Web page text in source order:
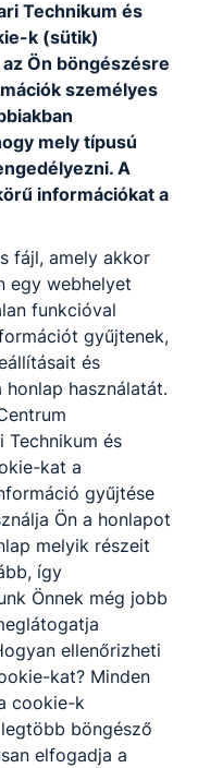
Technikum és
k (sütik)
Ön böngészésre
személyes
mely típusú
A
információkat a
fájl, amely akkor
egy webhelyet
funkcióval
gyűjtenek,
és
használatát.
Technikum és
kat a
gyűjtése
Ön a honlapot
melyik részeit
így
Önnek még jobb
ellenőrizheti
kat? Minden
cookie-k
böngésző
elfogadja a